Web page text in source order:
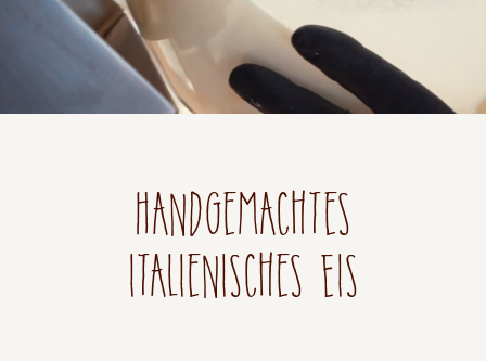
Handgemachtes
italienisches Eis